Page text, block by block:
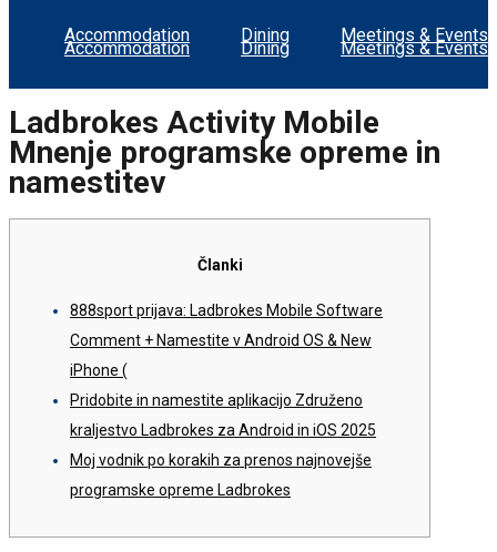
Accommodation Dining Meetings & Events
Accommodation Dining Meetings & Events
Ladbrokes Activity Mobile
Mnenje programske opreme in
namestitev
Članki
888sport prijava: Ladbrokes Mobile Software
Comment + Namestite v Android OS & New
iPhone (
Pridobite in namestite aplikacijo Združeno
kraljestvo Ladbrokes za Android in iOS 2025
Moj vodnik po korakih za prenos najnovejše
programske opreme Ladbrokes